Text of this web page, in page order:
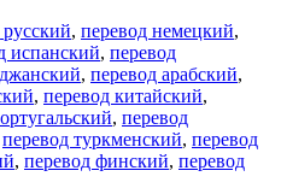
, перевод немецкий,
испанский, перевод
, перевод арабский,
, перевод китайский,
, перевод
перевод туркменский, перевод
, перевод финский, перевод